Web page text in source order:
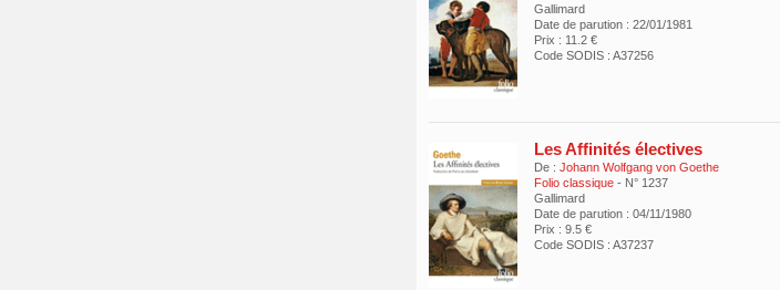
Gallimard
Date de parution : 22/01/1981
Prix : 11.2 €
Code SODIS : A37256
Les Affinités électives
De : Johann Wolfgang von Goethe
Folio classique - N° 1237
Gallimard
Date de parution : 04/11/1980
Prix : 9.5 €
Code SODIS : A37237